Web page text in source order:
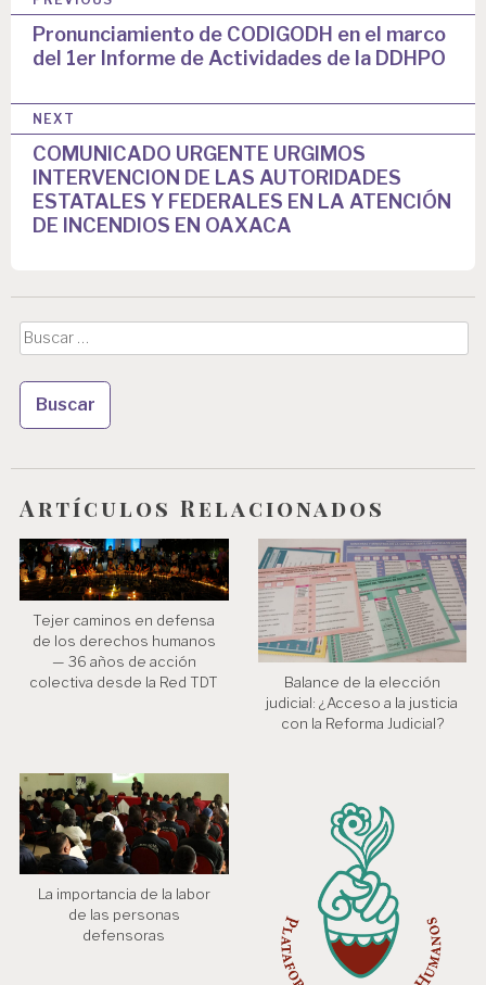
e
g
c
ó
n
d
e
e
n
t
r
a
d
s
Pronunciamiento de CODIGODH en el marco
del 1er Informe de Actividades de la DDHPO
NEXT
COMUNICADO URGENTE URGIMOS
INTERVENCION DE LAS AUTORIDADES
ESTATALES Y FEDERALES EN LA ATENCIÓN
DE INCENDIOS EN OAXACA
Buscar:
Artículos Relacionados
Tejer caminos en defensa
de los derechos humanos
— 36 años de acción
colectiva desde la Red TDT
Balance de la elección
judicial: ¿Acceso a la justicia
con la Reforma Judicial?
La importancia de la labor
de las personas
defensoras